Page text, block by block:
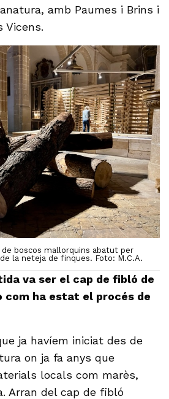
amb Paumes i Brins i
Vicens.
boscos mallorquins abatut per
la neteja de finques. Foto: M.C.A.
va ser el cap de fibló de
com ha estat el procés de
ja havíem iniciat des de
on ja fa anys que
locals com marès,
Arran del cap de fibló